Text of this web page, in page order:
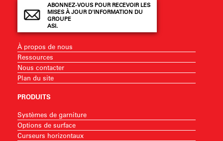
ABONNEZ-VOUS POUR RECEVOIR LES
MISES À JOUR D'INFORMATION DU
GROUPE
ASI.
À propos de nous
Ressources
Nous contacter
Plan du site
PRODUITS
Systèmes de garniture
Options de surface
Curseurs horizontaux